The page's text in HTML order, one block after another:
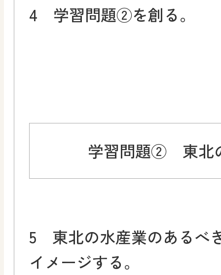
4 学習問題②を創る。
学習問題② 東北
5 東北の水産業のあるべ
イメージする。